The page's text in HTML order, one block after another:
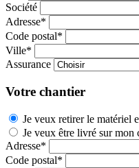
Société
Adresse*
Code postal*
Ville*
Assurance
Votre chantier
Je veux retirer le matériel
Je veux être livré sur mon
Adresse*
Code postal*